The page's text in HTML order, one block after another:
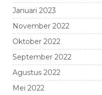
Januari 2023
November 2022
Oktober 2022
September 2022
Agustus 2022
Mei 2022